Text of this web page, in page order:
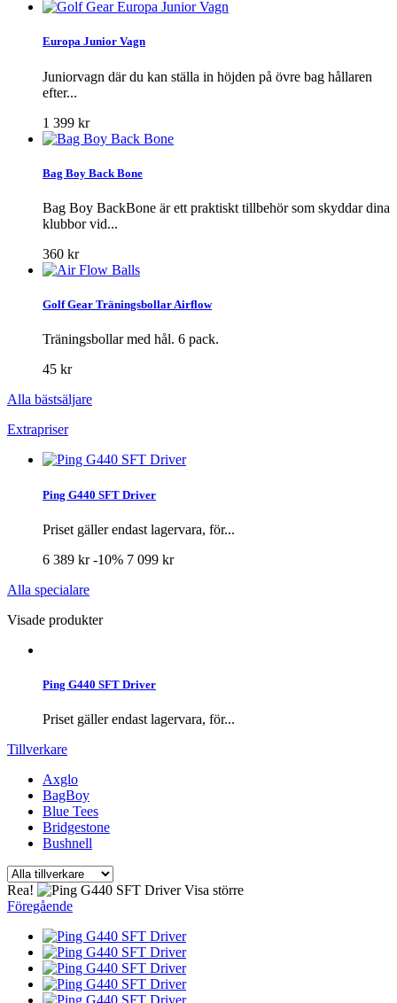
Europa Junior Vagn
Juniorvagn där du kan ställa in höjden på övre bag hållaren
efter...
1 399 kr
Bag Boy Back Bone
Bag Boy BackBone är ett praktiskt tillbehör som skyddar dina
klubbor vid...
360 kr
Golf Gear Träningsbollar Airflow
Träningsbollar med hål. 6 pack.
45 kr
Alla bästsäljare
Extrapriser
Ping G440 SFT Driver
Priset gäller endast lagervara, för...
6 389 kr-10% 7 099 kr
Alla specialare
Visade produkter
Ping G440 SFT Driver
Priset gäller endast lagervara, för...
Tillverkare
Axglo
BagBoy
Blue Tees
Bridgestone
Bushnell
Rea!
Visa större
Föregående